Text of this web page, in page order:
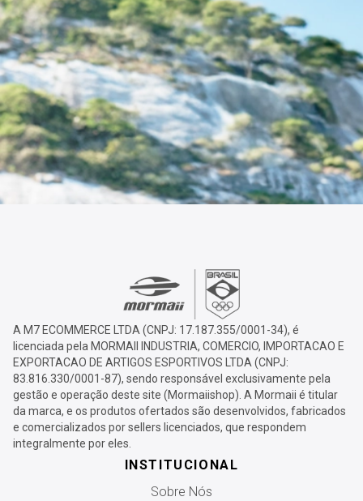
A M7 ECOMMERCE LTDA (CNPJ: 17.187.355/0001-34), é
licenciada pela MORMAII INDUSTRIA, COMERCIO, IMPORTACAO E
EXPORTACAO DE ARTIGOS ESPORTIVOS LTDA (CNPJ:
83.816.330/0001-87), sendo responsável exclusivamente pela
gestão e operação deste site (Mormaiishop). A Mormaii é titular
da marca, e os produtos ofertados são desenvolvidos, fabricados
e comercializados por sellers licenciados, que respondem
integralmente por eles.
INSTITUCIONAL
Sobre Nós